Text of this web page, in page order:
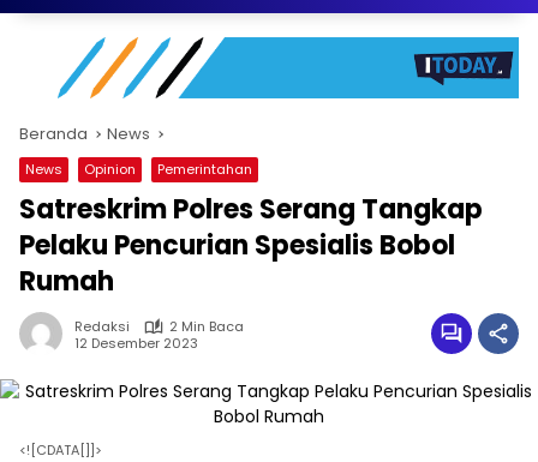
Beranda News
News Opinion Pemerintahan
Satreskrim Polres Serang Tangkap
Pelaku Pencurian Spesialis Bobol
Rumah
Redaksi
2 Min Baca
12 Desember 2023
<![CDATA[]]>